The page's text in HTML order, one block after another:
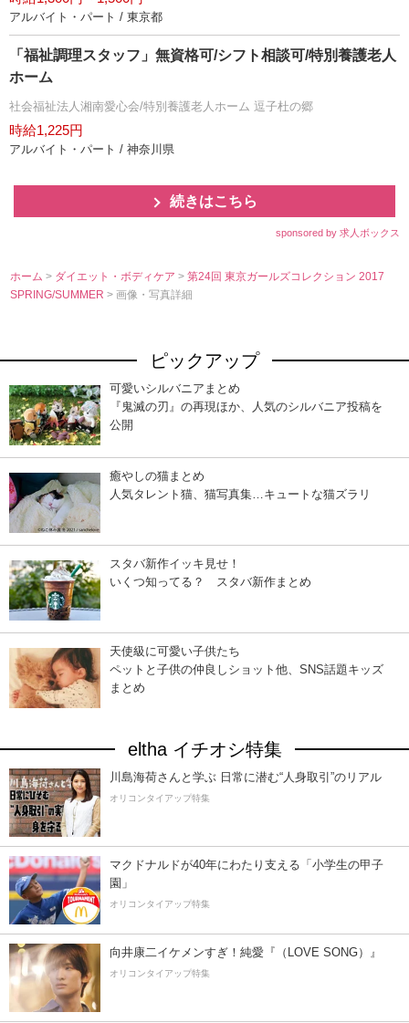
アルバイト・パート / 東京都
「福祉調理スタッフ」無資格可/シフト相談可/特別養護老人
ホーム
社会福祉法人湘南愛心会/特別養護老人ホーム 逗子杜の郷
時給1,225円
アルバイト・パート / 神奈川県
続きはこちら
sponsored by 求人ボックス
ホーム > ダイエット・ボディケア>第24回 東京ガールズコレクション 2017
SPRING/SUMMER> 画像・写真詳細
ピックアップ
可愛いシルバニアまとめ
『鬼滅の刃』の再現ほか、人気のシルバニア投稿を
公開
癒やしの猫まとめ
人気タレント猫、猫写真集…キュートな猫ズラリ
スタバ新作イッキ見せ！
いくつ知ってる？ スタバ新作まとめ
天使級に可愛い子供たち
ペットと子供の仲良しショット他、SNS話題キッズ
まとめ
eltha イチオシ特集
川島海荷さんと学ぶ 日常に潜む“人身取引”のリアル
オリコンタイアップ特集
マクドナルドが40年にわたり支える「小学生の甲子
園」
オリコンタイアップ特集
向井康二イケメンすぎ！純愛『（LOVE SONG）』
オリコンタイアップ特集